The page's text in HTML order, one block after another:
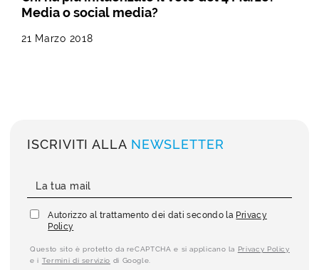
Media o social media?
21 Marzo 2018
ISCRIVITI ALLA NEWSLETTER
Autorizzo al trattamento dei dati secondo la Privacy
Policy
Questo sito è protetto da reCAPTCHA e si applicano la Privacy Policy
e i Termini di servizio di Google.